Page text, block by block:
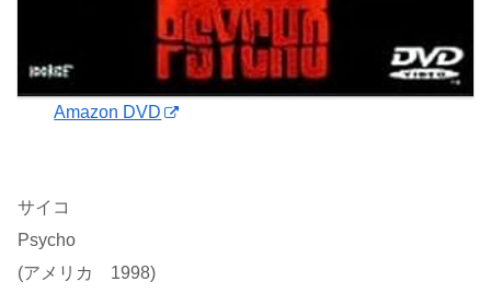
Amazon DVD
サイコ
Psycho
(アメリカ 1998)